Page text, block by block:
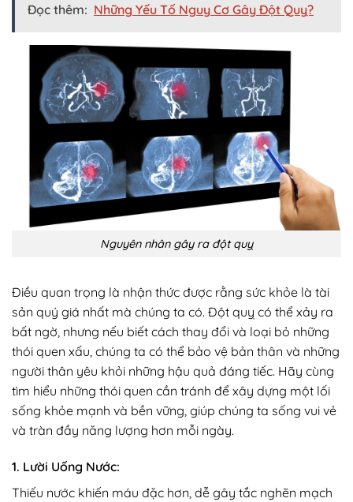
Đọc thêm: Những Yếu Tố Nguy Cơ Gây Đột Quỵ?
Nguyên nhân gây ra đột quỵ
Điều quan trọng là nhận thức được rằng sức khỏe là tài
sản quý giá nhất mà chúng ta có. Đột quỵ có thể xảy ra
bất ngờ, nhưng nếu biết cách thay đổi và loại bỏ những
thói quen xấu, chúng ta có thể bảo vệ bản thân và những
người thân yêu khỏi những hậu quả đáng tiếc. Hãy cùng
tìm hiểu những thói quen cần tránh để xây dựng một lối
sống khỏe mạnh và bền vững, giúp chúng ta sống vui vẻ
và tràn đầy năng lượng hơn mỗi ngày.
1. Lười Uống Nước:
Thiếu nước khiến máu đặc hơn, dễ gây tắc nghẽn mạch